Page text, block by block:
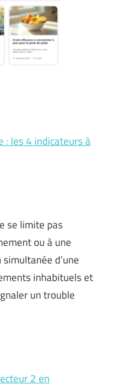
: les 4 indicateurs à
se limite pas
ou à une
d’une
inhabituels et
un trouble
2 en